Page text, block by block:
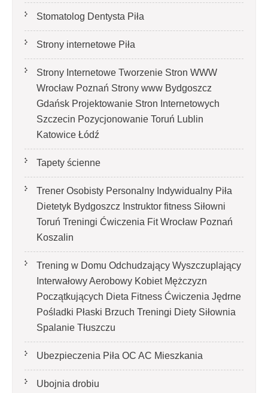
Stomatolog Dentysta Piła
Strony internetowe Piła
Strony Internetowe Tworzenie Stron WWW
Wrocław Poznań Strony www Bydgoszcz
Gdańsk Projektowanie Stron Internetowych
Szczecin Pozycjonowanie Toruń Lublin
Katowice Łódź
Tapety ścienne
Trener Osobisty Personalny Indywidualny Piła
Dietetyk Bydgoszcz Instruktor fitness Siłowni
Toruń Treningi Ćwiczenia Fit Wrocław Poznań
Koszalin
Trening w Domu Odchudzający Wyszczuplający
Interwałowy Aerobowy Kobiet Mężczyzn
Początkujących Dieta Fitness Ćwiczenia Jędrne
Pośladki Płaski Brzuch Treningi Diety Siłownia
Spalanie Tłuszczu
Ubezpieczenia Piła OC AC Mieszkania
Ubojnia drobiu